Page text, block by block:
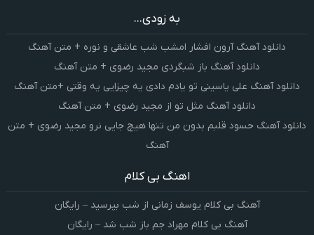
به زودی...
دانلود آهنگ آرون افشار امشب شب عاشقی و نوره + متن آهنگ
دانلود آهنگ باز شبگردی مجید رضوی + متن آهنگ
دانلود آهنگ علی یاسینی تو یادم دادی یه چیزایی یه وقتی +متن آهنگ
دانلود آهنگ مثل تو از مجید رضوی + متن آهنگ
دانلود آهنگ حسود قلبم بدون من تنها هیچ جایی نرو مجید رضوی + متن
آهنگ
اهنگ بی کلام
آهنگ بی کلام یوسف زمانی از شب بپرسید – رایگان
آهنگ بی کلام مهراد جم باز شب شد – رایگان